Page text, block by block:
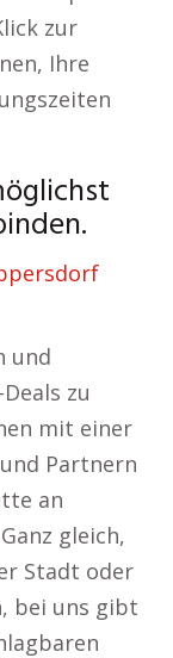
zur
Ihre
und
zu
mit einer
Partnern
an
gleich,
Stadt oder
bei uns gibt